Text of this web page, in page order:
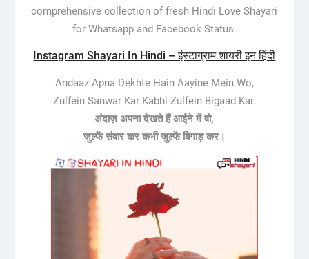
comprehensive collection of fresh Hindi Love Shayari
for Whatsapp and Facebook Status.
Instagram Shayari In Hindi – इंस्टाग्राम शायरी इन हिंदी
Andaaz Apna Dekhte Hain Aayine Mein Wo,
Zulfein Sanwar Kar Kabhi Zulfein Bigaad Kar.
अंदाज़ अपना देखते हैं आईने में वो,
जुल्फें संवार कर कभी जुल्फें बिगाड़ कर।